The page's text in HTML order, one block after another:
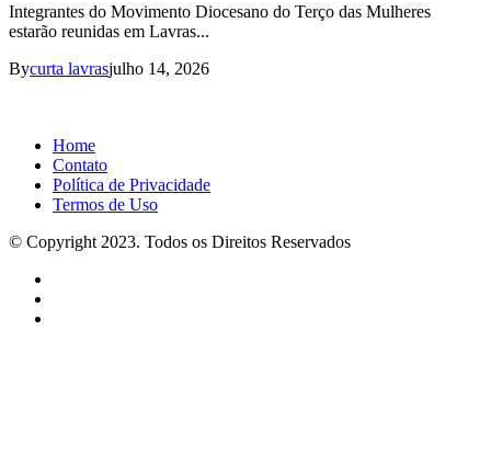
Integrantes do Movimento Diocesano do Terço das Mulheres
estarão reunidas em Lavras...
Bycurta lavrasjulho 14, 2026
Home
Contato
Política de Privacidade
Termos de Uso
© Copyright 2023. Todos os Direitos Reservados